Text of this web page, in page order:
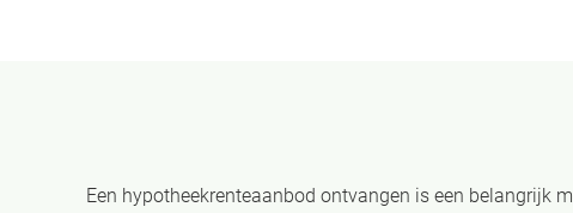
Een hypotheekrenteaanbod ontvangen is een belangrijk